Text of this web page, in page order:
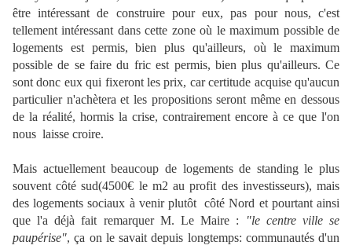
être intéressant de construire pour eux, pas pour nous, c'est
tellement intéressant dans cette zone où le maximum possible de
logements est permis, bien plus qu'ailleurs, où le maximum
possible de se faire du fric est permis, bien plus qu'ailleurs. Ce
sont donc eux qui fixeront les prix, car certitude acquise qu'aucun
particulier n'achètera et les propositions seront même en dessous
de la réalité, hormis la crise, contrairement encore à ce que l'on
nous laisse croire.
Mais actuellement beaucoup de logements de standing le plus
souvent côté sud(4500€ le m2 au profit des investisseurs), mais
des logements sociaux à venir plutôt côté Nord et pourtant ainsi
que l'a déjà fait remarquer M. Le Maire :
"le centre ville se
paupérise", ça on le savait depuis longtemps: communautés d'un